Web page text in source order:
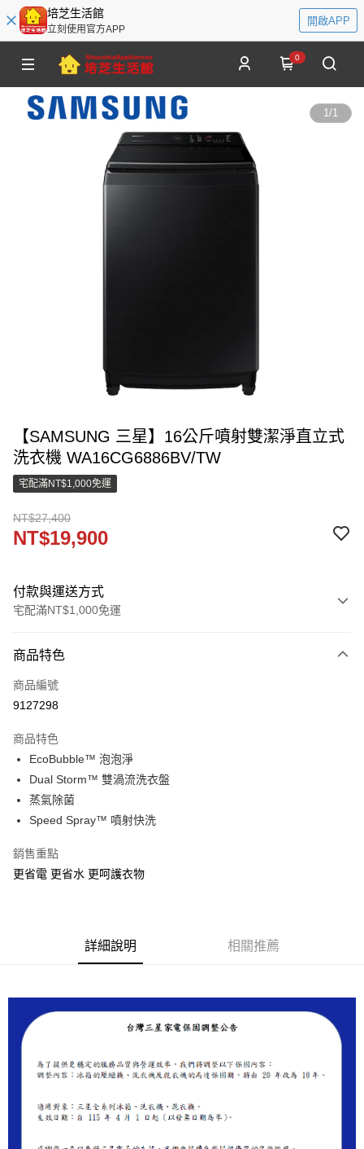
培芝生活館
立刻使用官方APP
開啟APP
0
1/1
【SAMSUNG 三星】16公斤噴射雙潔淨直立式
洗衣機 WA16CG6886BV/TW
宅配滿NT$1,000免運
NT$27,400
NT$19,900
付款與運送方式
宅配滿NT$1,000免運
信用卡一次付款
LINE Pay
悠遊付
ATM付款
運送方式
宅配
每筆NT$100，滿NT$1,000(含以上)免運費
商品特色
商品編號
9127298
商品特色
EcoBubble™ 泡泡淨
Dual Storm™ 雙渦流洗衣盤
蒸氣除菌
Speed Spray™ 噴射快洗
銷售重點
更省電 更省水 更呵護衣物
詳細說明 相關推薦